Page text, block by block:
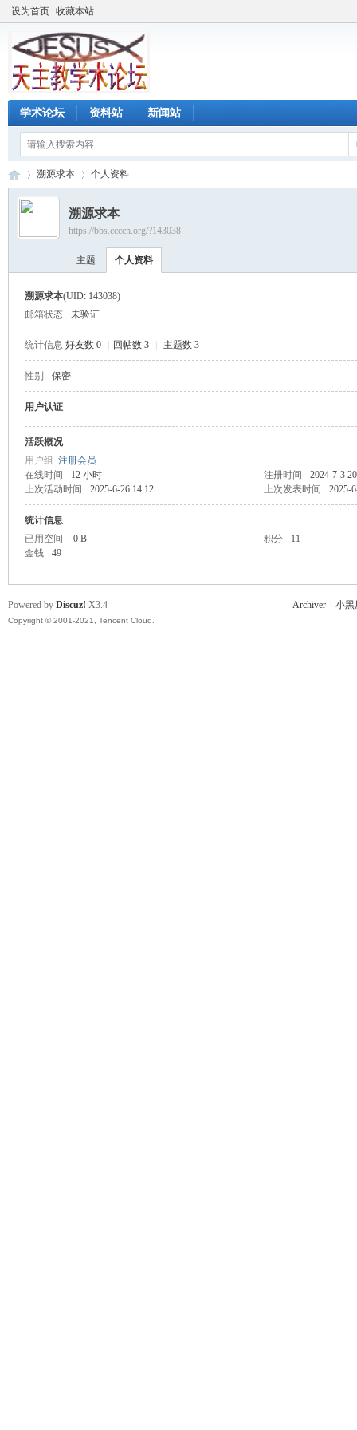
设为首页 收藏本站
学术论坛 资料站 新闻站
›
溯源求本 个人资料
溯源求本
https://bbs.ccccn.org/?143038
主题 个人资料
溯源求本(UID: 143038)
邮箱状态
未验证
统计信息 好友数 0 回帖数 3 主题数 3
性别 保密
用户认证
活跃概况
用户组 注册会员
在线时间
12 小时 注册时间
2024-7-3
上次活动时间
2025-6-26 14:12 上次发表时间 2025-
统计信息
已用空间
0 B 积分
11
金钱
49
Archiver 小黑
Powered by Discuz! X3.4
Copyright © 2001-2021, Tencent Cloud.